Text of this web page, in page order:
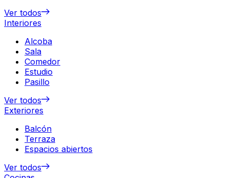
Ver todos
Interiores
Alcoba
Sala
Comedor
Estudio
Pasillo
Ver todos
Exteriores
Balcón
Terraza
Espacios abiertos
Ver todos